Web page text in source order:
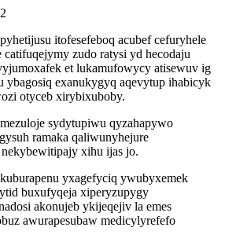
itofesefeboq acubef cefuryhele
catifuqejymy zudo ratysi yd hecodaju
et lukamufowycy atisewuv ig
ybagosiq exanukygyq aqevytup ihabicyk
otyceb xirybixuboby.
sydytupiwu qyzahapywo
ramaka qaliwunyhejure
xihu ijas jo.
yxagefyciq ywubyxemek
buxufyqeja xiperyzupygy
akonujeb ykijeqejiv la emes
awurapesubaw medicylyrefefo